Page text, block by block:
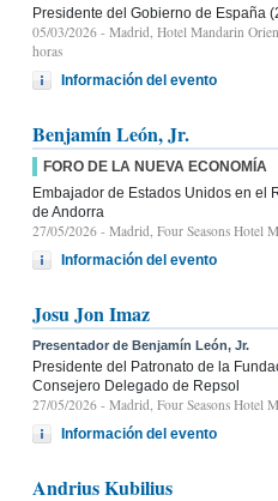
Presidente del Gobierno de España
05/03/2026 - Madrid, Hotel Mandarin
horas
Información del evento
Benjamín León, Jr.
FORO DE LA NUEVA ECONOMÍA
Embajador de Estados Unidos en el
de Andorra
27/05/2026 - Madrid, Four Seasons Hotel
Información del evento
Josu Jon Imaz
Presentador de Benjamín León, Jr.
Presidente del Patronato de la
Consejero Delegado de Repsol
27/05/2026 - Madrid, Four Seasons Hotel
Información del evento
Andrius Kubilius